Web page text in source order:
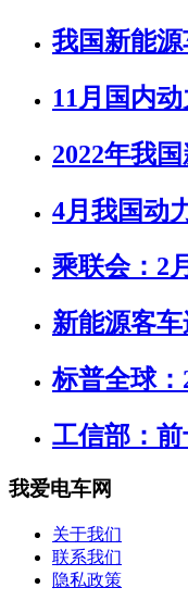
我国新能
11月国内
2022年我
4月我国动
乘联会：2
新能源客
标普全球
工信部：前
我爱电车网
关于我们
联系我们
隐私政策